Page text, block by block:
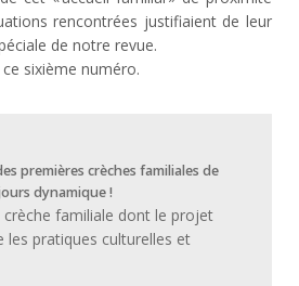
rencontrées justifiaient de leur
de notre revue.
sixième numéro.
premières crèches familiales de
dynamique !
crèche familiale dont le projet
les pratiques culturelles et